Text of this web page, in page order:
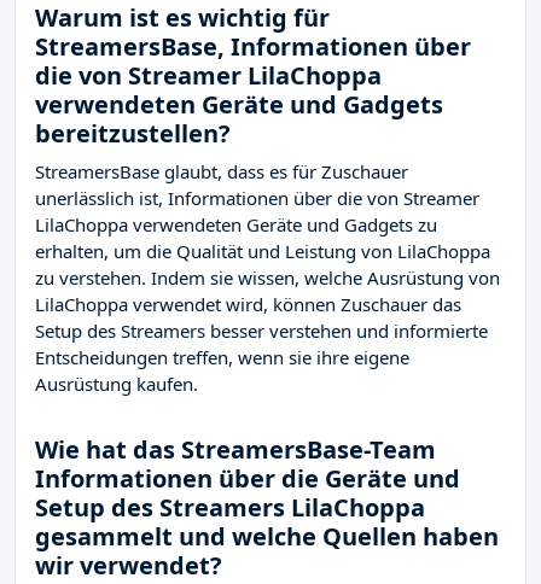
Warum ist es wichtig für
StreamersBase, Informationen über
die von Streamer LilaChoppa
verwendeten Geräte und Gadgets
bereitzustellen?
StreamersBase glaubt, dass es für Zuschauer
unerlässlich ist, Informationen über die von Streamer
LilaChoppa verwendeten Geräte und Gadgets zu
erhalten, um die Qualität und Leistung von LilaChoppa
zu verstehen. Indem sie wissen, welche Ausrüstung von
LilaChoppa verwendet wird, können Zuschauer das
Setup des Streamers besser verstehen und informierte
Entscheidungen treffen, wenn sie ihre eigene
Ausrüstung kaufen.
Wie hat das StreamersBase-Team
Informationen über die Geräte und
Setup des Streamers LilaChoppa
gesammelt und welche Quellen haben
wir verwendet?